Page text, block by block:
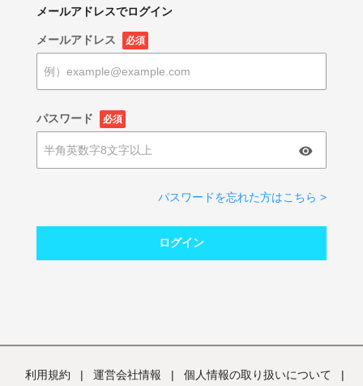
メールアドレスでログイン
メールアドレス 必須
パスワード 必須
パスワードを忘れた方はこちら >
ログイン
利用規約 | 運営会社情報 | 個人情報の取り扱いについて |